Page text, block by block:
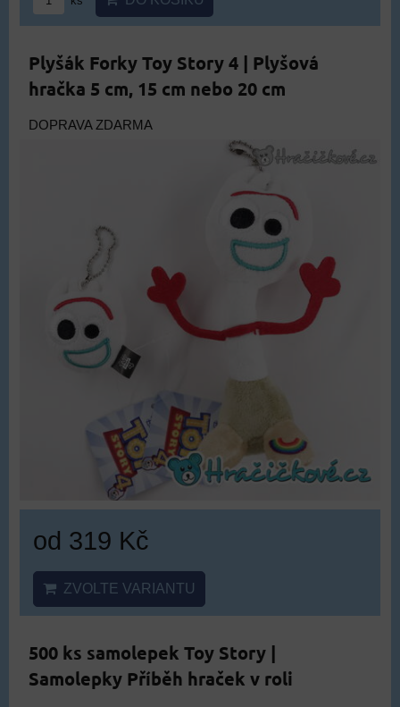
Plyšák Forky Toy Story 4 | Plyšová
hračka 5 cm, 15 cm nebo 20 cm
DOPRAVA ZDARMA
od 319 Kč
ZVOLTE VARIANTU
500 ks samolepek Toy Story |
Samolepky Příběh hraček v roli